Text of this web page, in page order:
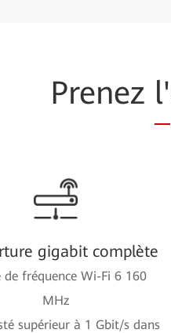
Prenez l'
gigabit complète
de fréquence Wi-Fi 6 160
MHz
supérieur à 1 Gbit/s dans